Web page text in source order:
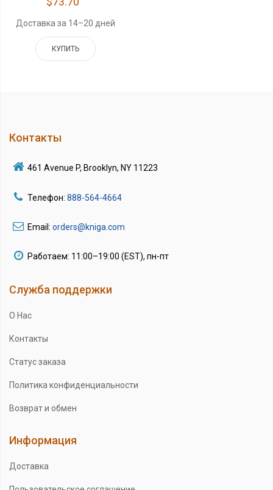
Доставка за 14–20 дней
КУПИТЬ
Контакты
461 Avenue P, Brooklyn, NY 11223
Телефон: 888-564-4664
Email: orders@kniga.com
Работаем: 11:00–19:00 (EST), пн-пт
Служба поддержки
О Нас
Контакты
Статус заказа
Политика конфиденциальности
Возврат и обмен
Информация
Доставка